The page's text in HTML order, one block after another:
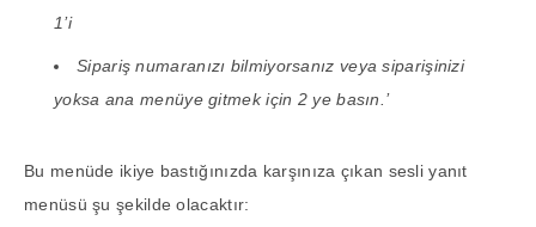
1’i
Sipariş numaranızı bilmiyorsanız veya siparişinizi
yoksa ana menüye gitmek için 2 ye basın.’
Bu menüde ikiye bastığınızda karşınıza çıkan sesli yanıt
menüsü şu şekilde olacaktır: